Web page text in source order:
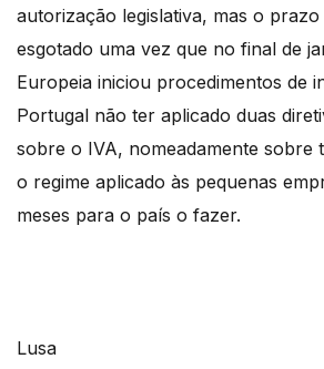
autorização legislativa, mas o
esgotado uma vez que no final de
Europeia iniciou procedimentos de
Portugal não ter aplicado duas
sobre o IVA, nomeadamente sobre
o regime aplicado às pequenas
meses para o país o fazer.
Lusa